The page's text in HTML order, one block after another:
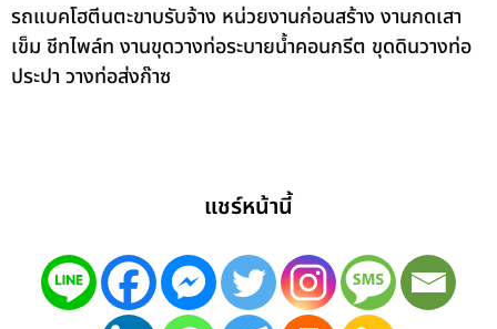
รถแบคโฮตีนตะขาบรับจ้าง หน่วยงานก่อนสร้าง งานกดเสา
เข็ม ชีทไพล์ท งานขุดวางท่อระบายน้ำคอนกรีต ขุดดินวางท่อ
ประปา วางท่อส่งก๊าซ
แชร์หน้านี้